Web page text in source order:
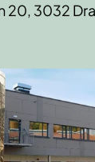
20, 3032